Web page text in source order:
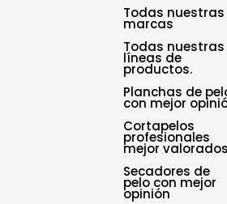
Todas nuestras
marcas
Todas nuestras
líneas de
productos.
Planchas de
con mejor
Cortapelos
profesionales
mejor valorados
Secadores de
pelo con mejor
opinión